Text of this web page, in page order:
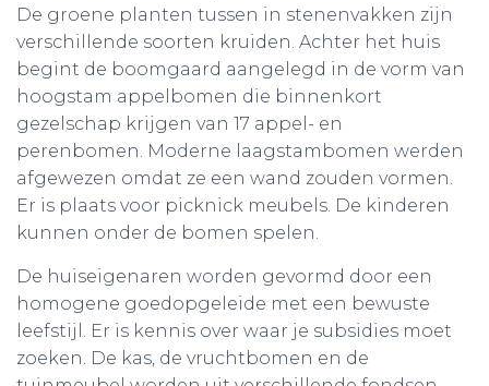
De groene planten tussen in stenenvakken zijn
verschillende soorten kruiden. Achter het huis
begint de boomgaard aangelegd in de vorm van
hoogstam appelbomen die binnenkort
gezelschap krijgen van 17 appel- en
perenbomen. Moderne laagstambomen werden
afgewezen omdat ze een wand zouden vormen.
Er is plaats voor picknick meubels. De kinderen
kunnen onder de bomen spelen.
De huiseigenaren worden gevormd door een
homogene goedopgeleide met een bewuste
leefstijl. Er is kennis over waar je subsidies moet
zoeken. De kas, de vruchtbomen en de